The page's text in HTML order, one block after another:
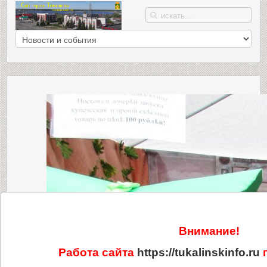
Внимание!
Работа сайта https://tukalinskinfo.ru